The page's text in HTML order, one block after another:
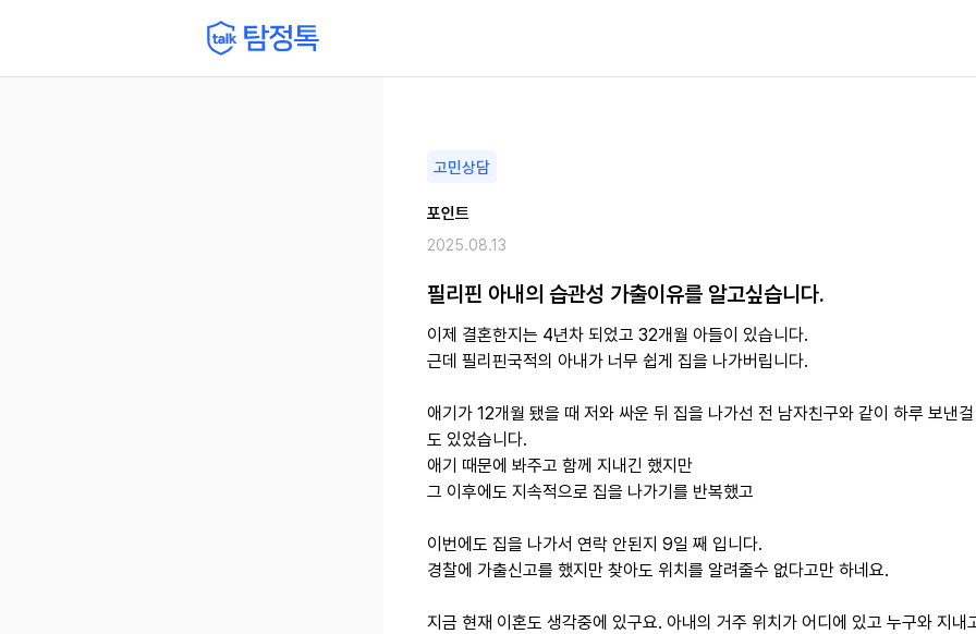
고민상담
포인트
2025.08.13
필리핀 아내의 습관성 가출이유를 알고싶습니다.
이제 결혼한지는 4년차 되었고 32개월 아들이 있습니다.
근데 필리핀국적의 아내가 너무 쉽게 집을 나가버립니다.
애기가 12개월 됐을 때 저와 싸운 뒤 집을 나가선 전 남자친구와 같이 하루 보낸
도 있었습니다.
애기 때문에 봐주고 함께 지내긴 했지만
그 이후에도 지속적으로 집을 나가기를 반복했고
이번에도 집을 나가서 연락 안된지 9일 째 입니다.
경찰에 가출신고를 했지만 찾아도 위치를 알려줄수 없다고만 하네요.
지금 현재 이혼도 생각중에 있구요. 아내의 거주 위치가 어디에 있고 누구와 지내